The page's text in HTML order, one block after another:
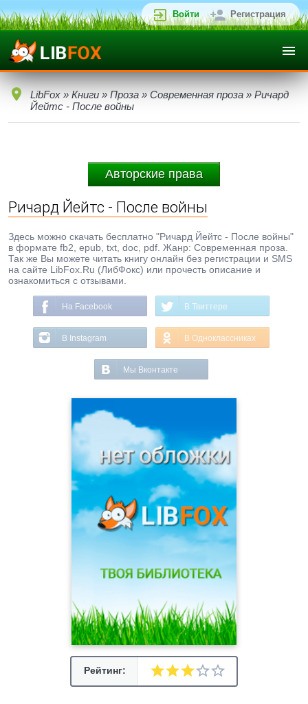
Войти Регистрация
LibFox » Книги » Проза » Современная проза » Ричард
Йейтс - После войны
Авторские права
Ричард Йейтс - После войны
Здесь можно скачать бесплатно "Ричард Йейтс - После войны"
в формате fb2, epub, txt, doc, pdf. Жанр: Современная проза.
Так же Вы можете читать книгу онлайн без регистрации и SMS
на сайте LibFox.Ru (ЛибФокс) или прочесть описание и
ознакомиться с отзывами.
На Facebook В Твиттере
В Instagram В Одноклассниках
Мы Вконтакте
Рейтинг: